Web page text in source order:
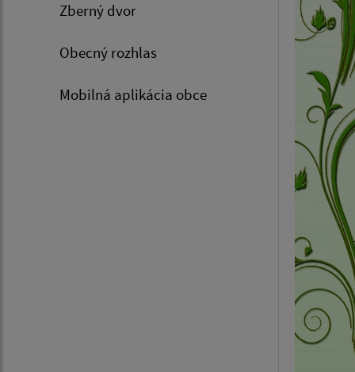
Zberný dvor
Obecný rozhlas
Mobilná aplikácia obce